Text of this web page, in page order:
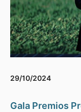
29/10/2024
Gala Premios